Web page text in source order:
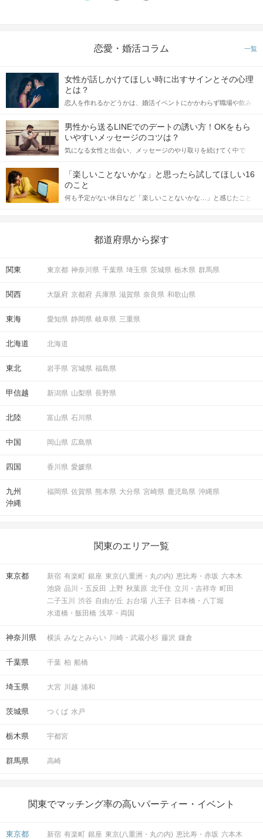
STEP5 マッチング投票
マッチングした方同士お話できるように
スタッフがお席までご案内します！
アクセス
開催場所
東京駅から徒歩
1分
ル5階
恋愛・婚活コラム 一覧
女性が話しかけてほしい時に出すサインとその心理
とは？
恋人を作れるかどうかは、婚活イベントにかかわらず職場や飲み
てアプローチできるかにも左右されます。 これから恋人作りを本
格的に始めようとしている方は、女性が異性を求めて出すサイン
をしっかりと理解し、正しい行動に移せるかどうかが重要。 この
記事では、女性が話しかけて欲しい時に出すサインとその心理を
合にどのような行動に繋げるべきかをご紹介していきます。
男性から送るLINEでのデートの誘い方！OKをもら
いやすいメッセージのコツは？
気になる女性と出会い、メッセージのやり取りを続けてく中で
しかし、中には「どう誘ったらいいの？」とお困りの男性もいら
っしゃるのではないでしょうか。 そこで今回は、男性から女性へ
送るLINEでのデートの誘い方のコツをご紹介します。例文も混じ
えながら解説するので、ぜひ参考にしてください。
「楽しいことないかな」と思ったら試してほしい16
のこと
何も予定がない休日など「楽しいことないかな…」と感じたこと
の楽しいことアイデアを集めました♪ いままさに楽しいことを探し
都道府県から探す
関東 東京都 神奈川県 千葉県 埼玉県 茨城県 栃木県 群馬県
関西 大阪府 京都府 兵庫県 滋賀県 奈良県 和歌山県
東海 愛知県 静岡県 岐阜県 三重県
北海道 北海道
東北 岩手県 宮城県 福島県
甲信越 新潟県 山梨県 長野県
北陸 富山県 石川県
中国 岡山県 広島県
四国 香川県 愛媛県
九州
沖縄
福岡県 佐賀県 熊本県 大分県 宮崎県 鹿児島県 沖縄県
関東のエリア一覧
東京都 新宿 有楽町 銀座 東京(八重洲・丸の内) 恵比寿・赤坂 六本木
池袋 品川・五反田 上野 秋葉原 北千住 立川・吉祥寺 町田
二子玉川
渋谷 自由が丘 お台場 八王子 日本橋・八丁堀
水道橋・飯田橋 浅草・両国
神奈川県 横浜 みなとみらい 川崎・武蔵小杉 藤沢 鎌倉
千葉県 千葉 柏 船橋
埼玉県 大宮 川越 浦和
茨城県 つくば 水戸
栃木県 宇都宮
群馬県 高崎
関東でマッチング率の高いパーティー・イベント
東京都 新宿 有楽町 銀座 東京(八重洲・丸の内) 恵比寿・赤坂 六本木